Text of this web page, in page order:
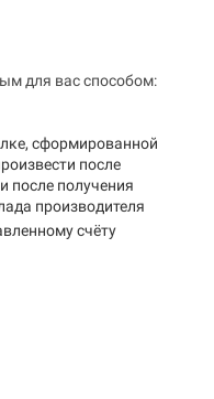
для вас способом:
сформированной
после
после получения
производителя
счёту